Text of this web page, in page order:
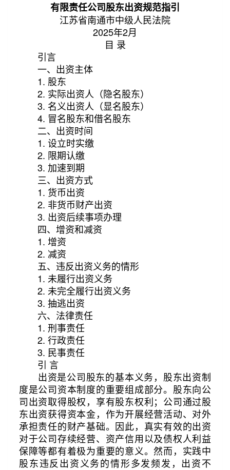
第3/37页 阅读更多
有限责任公司股东出资规范指引
江苏省南通市中级人民法院
2025年2月
目 录
引言
一、出资主体
1. 股东
2. 实际出资人（隐名股东）
3. 名义出资人（显名股东）
4. 冒名股东和借名股东
二、出资时间
1. 设立时实缴
2. 限期认缴
3. 加速到期
三、出资方式
1. 货币出资
2. 非货币财产出资
3. 出资后续事项办理
四、增资和减资
1. 增资
2. 减资
五、违反出资义务的情形
1. 未履行出资义务
2. 未完全履行出资义务
3. 抽逃出资
六、法律责任
1. 刑事责任
2. 行政责任
3. 民事责任
引 言
出资是公司股东的基本义务，股东出资制
度是公司资本制度的重要组成部分。股东向公
司出资取得股权，享有股东权利；公司通过股
东出资获得资本金，作为开展经营活动、对外
承担责任的财产基础。因此，真实有效的出资
对于公司存续经营、资产信用以及债权人利益
保障等都有着极为重要的意义。然而，实践中
股东违反出资义务的情形多发频发，出资不